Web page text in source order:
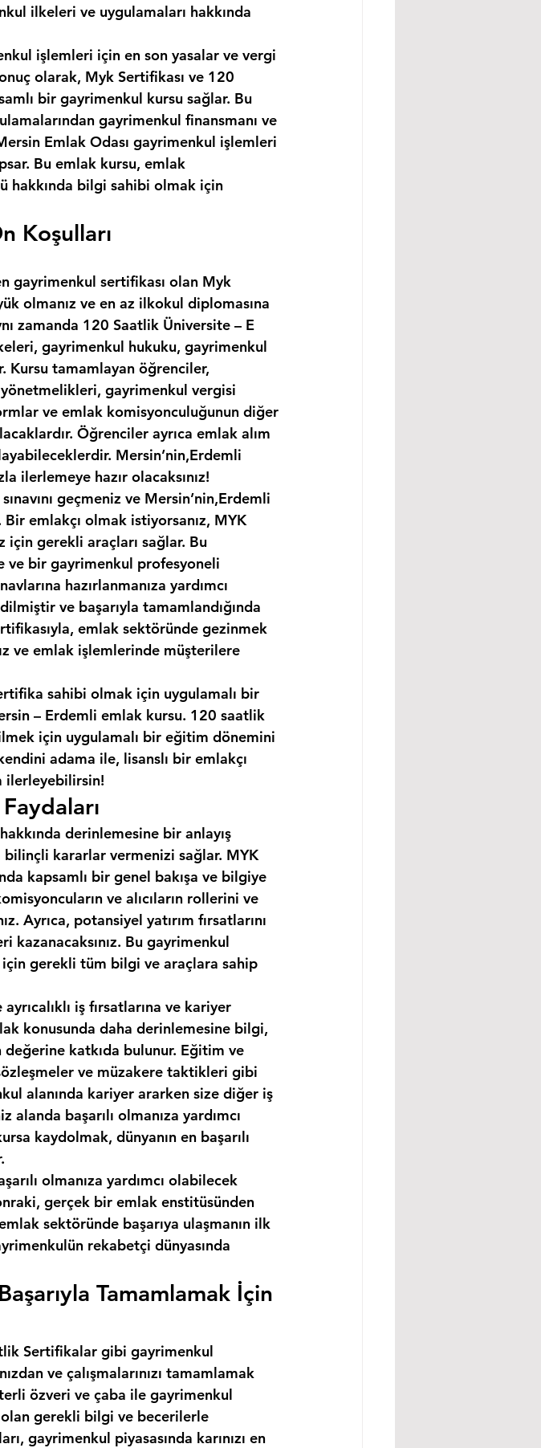
ilkeleri ve uygulamaları hakkında
işlemleri için en son yasalar ve vergi
olarak, Myk Sertifikası ve 120
bir gayrimenkul kursu sağlar. Bu
gayrimenkul finansmanı ve
Emlak Odası gayrimenkul işlemleri
Bu emlak kursu, emlak
hakkında bilgi sahibi olmak için
Koşulları
gayrimenkul sertifikası olan Myk
olmanız ve en az ilkokul diplomasına
zamanda 120 Saatlik Üniversite – E
gayrimenkul hukuku, gayrimenkul
Kursu tamamlayan öğrenciler,
gayrimenkul vergisi
ve emlak komisyonculuğunun diğer
Öğrenciler ayrıca emlak alım
Mersin’nin,Erdemli
ilerlemeye hazır olacaksınız!
geçmeniz ve Mersin’nin,Erdemli
emlakçı olmak istiyorsanız, MYK
için gerekli araçları sağlar. Bu
bir gayrimenkul profesyoneli
hazırlanmanıza yardımcı
ve başarıyla tamamlandığında
emlak sektöründe gezinmek
ve emlak işlemlerinde müşterilere
sahibi olmak için uygulamalı bir
– Erdemli emlak kursu. 120 saatlik
için uygulamalı bir eğitim dönemini
adama ile, lisanslı bir emlakçı
ilerleyebilirsin!
derinlemesine bir anlayış
bilinçli kararlar vermenizi sağlar. MYK
kapsamlı bir genel bakışa ve bilgiye
ve alıcıların rollerini ve
Ayrıca, potansiyel yatırım fırsatlarını
Bu gayrimenkul
için gerekli tüm bilgi ve araçlara sahip
iş fırsatlarına ve kariyer
konusunda daha derinlemesine bilgi,
değerine katkıda bulunur. Eğitim ve
ve müzakere taktikleri gibi
alanında kariyer ararken size diğer iş
başarılı olmanıza yardımcı
kaydolmak, dünyanın en başarılı
olmanıza yardımcı olabilecek
gerçek bir emlak enstitüsünden
sektöründe başarıya ulaşmanın ilk
rekabetçi dünyasında
Tamamlamak İçin
Sertifikalar gibi gayrimenkul
ve çalışmalarınızı tamamlamak
özveri ve çaba ile gayrimenkul
olan gerekli bilgi ve becerilerle
gayrimenkul piyasasında karınızı en